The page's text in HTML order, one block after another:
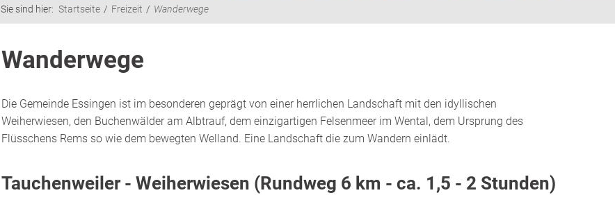
Sie sind hier: Startseite Freizeit Wanderwege
Wanderwege
Die Gemeinde Essingen ist im besonderen geprägt von einer herrlichen Landschaft mit den idyllischen
Weiherwiesen, den Buchenwälder am Albtrauf, dem einzigartigen Felsenmeer im Wental, dem Ursprung des
Flüsschens Rems so wie dem bewegten Welland. Eine Landschaft die zum Wandern einlädt.
Tauchenweiler - Weiherwiesen (Rundweg 6 km - ca. 1,5 - 2 Stunden)